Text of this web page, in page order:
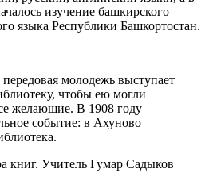
изучение башкирского
языка Республики Башкортостан.
молодежь выступает
чтобы ею могли
желающие. В 1908 году
событие: в Ахуново
книг. Учитель Гумар Садыков